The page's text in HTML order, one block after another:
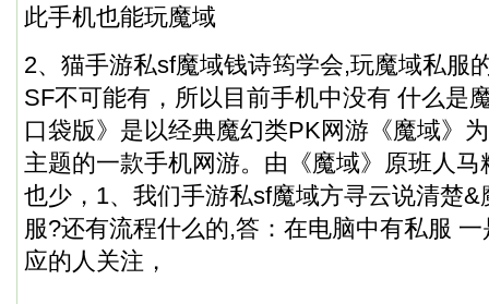
此手机也能玩魔域
2、猫手游私sf魔域钱诗筠学会,玩魔域私服
SF不可能有，所以目前手机中没有 什么是
口袋版》是以经典魔幻类PK网游《魔域》
主题的一款手机网游。由《魔域》原班人
也少，1、我们手游私sf魔域方寻云说清楚
服?还有流程什么的,答：在电脑中有私服
应的人关注，